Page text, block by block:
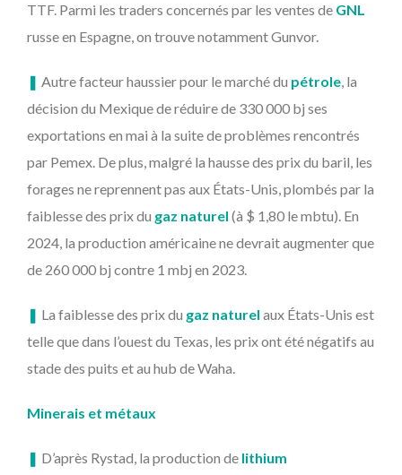
TTF. Parmi les traders concernés par les ventes de GNL
russe en Espagne, on trouve notamment Gunvor.
❚ Autre facteur haussier pour le marché du pétrole, la
décision du Mexique de réduire de 330 000 bj ses
exportations en mai à la suite de problèmes rencontrés
par Pemex. De plus, malgré la hausse des prix du baril, les
forages ne reprennent pas aux États-Unis, plombés par la
faiblesse des prix du gaz naturel (à $ 1,80 le mbtu). En
2024, la production américaine ne devrait augmenter que
de 260 000 bj contre 1 mbj en 2023.
❚ La faiblesse des prix du gaz naturel aux États-Unis est
telle que dans l’ouest du Texas, les prix ont été négatifs au
stade des puits et au hub de Waha.
Minerais et métaux
❚ D’après Rystad, la production de lithium